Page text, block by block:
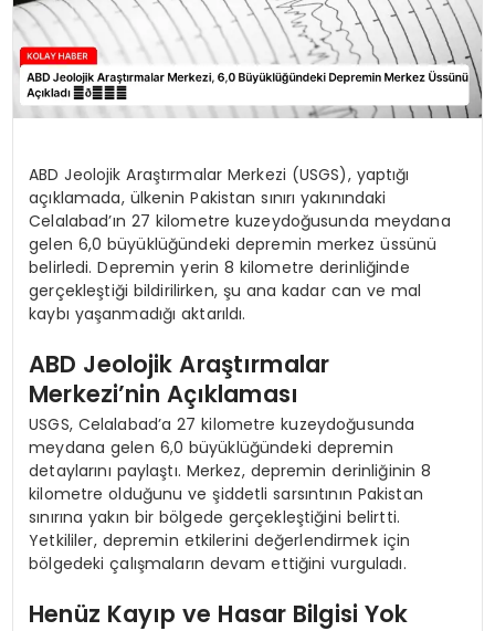
ABD Jeolojik Araştırmalar Merkezi (USGS), yaptığı
açıklamada, ülkenin Pakistan sınırı yakınındaki
Celalabad’ın 27 kilometre kuzeydoğusunda meydana
gelen 6,0 büyüklüğündeki depremin merkez üssünü
belirledi. Depremin yerin 8 kilometre derinliğinde
gerçekleştiği bildirilirken, şu ana kadar can ve mal
kaybı yaşanmadığı aktarıldı.
ABD Jeolojik Araştırmalar
Merkezi’nin Açıklaması
USGS, Celalabad’a 27 kilometre kuzeydoğusunda
meydana gelen 6,0 büyüklüğündeki depremin
detaylarını paylaştı. Merkez, depremin derinliğinin 8
kilometre olduğunu ve şiddetli sarsıntının Pakistan
sınırına yakın bir bölgede gerçekleştiğini belirtti.
Yetkililer, depremin etkilerini değerlendirmek için
bölgedeki çalışmaların devam ettiğini vurguladı.
Henüz Kayıp ve Hasar Bilgisi Yok